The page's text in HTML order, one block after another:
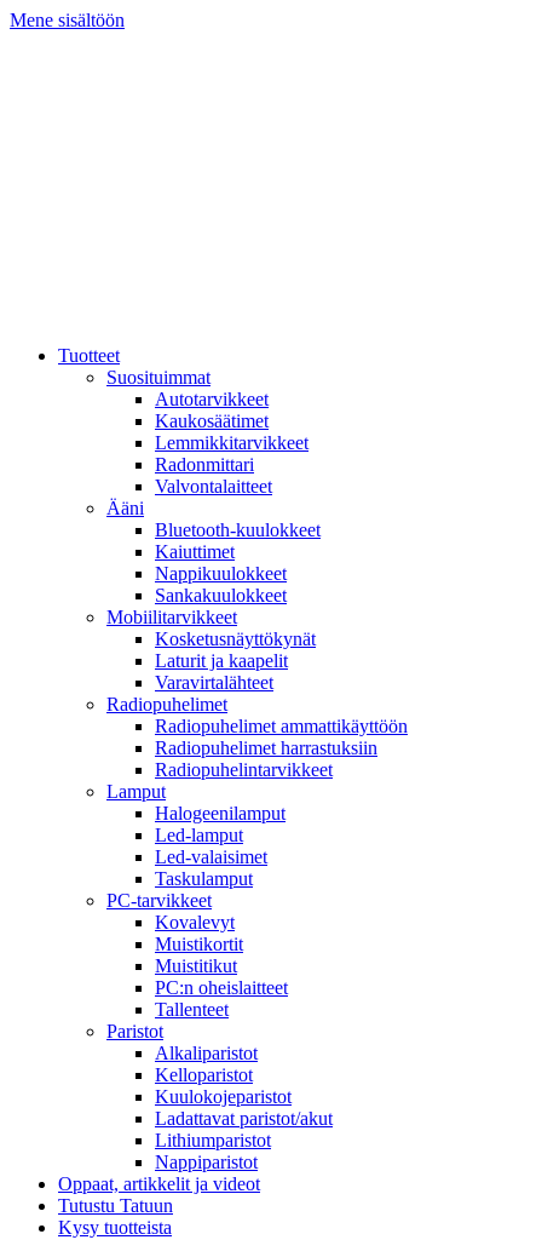
Mene sisältöön
Tuotteet
Suosituimmat
Autotarvikkeet
Kaukosäätimet
Lemmikkitarvikkeet
Radonmittari
Valvontalaitteet
Ääni
Bluetooth-kuulokkeet
Kaiuttimet
Nappikuulokkeet
Sankakuulokkeet
Mobiilitarvikkeet
Kosketusnäyttökynät
Laturit ja kaapelit
Varavirtalähteet
Radiopuhelimet
Radiopuhelimet ammattikäyttöön
Radiopuhelimet harrastuksiin
Radiopuhelintarvikkeet
Lamput
Halogeenilamput
Led-lamput
Led-valaisimet
Taskulamput
PC-tarvikkeet
Kovalevyt
Muistikortit
Muistitikut
PC:n oheislaitteet
Tallenteet
Paristot
Alkaliparistot
Kelloparistot
Kuulokojeparistot
Ladattavat paristot/akut
Lithiumparistot
Nappiparistot
Oppaat, artikkelit ja videot
Tutustu Tatuun
Kysy tuotteista